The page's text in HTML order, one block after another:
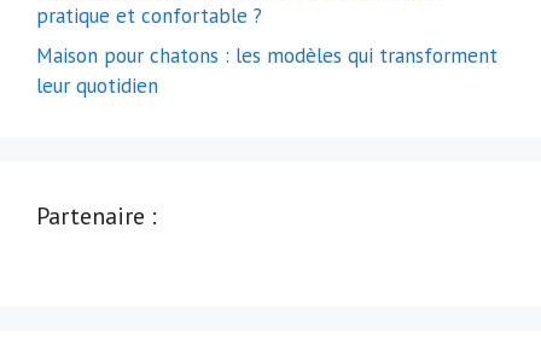
pratique et confortable ?
Maison pour chatons : les modèles qui transforment
leur quotidien
Partenaire :